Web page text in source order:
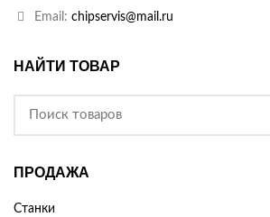
Email: chipservis@mail.ru
НАЙТИ ТОВАР
ПРОДАЖА
Станки